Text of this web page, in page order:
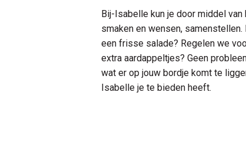
Bij-Isabelle kun je door middel van
smaken en wensen,
een frisse salade? Regelen we
extra aardappeltjes? Geen
wat er op jouw bordje komt te
Isabelle je te bieden heeft.